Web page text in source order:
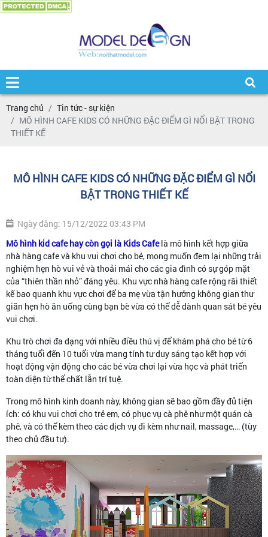
Trang chủ
Tin tức - sự kiện
MÔ HÌNH CAFE KIDS CÓ NHỮNG ĐẶC ĐIỂM GÌ NỔI BẬT TRONG
THIẾT KẾ
MÔ HÌNH CAFE KIDS CÓ NHỮNG ĐẶC ĐIỂM GÌ NỔI
BẬT TRONG THIẾT KẾ
Ngày đăng: 15/12/2022 03:43 PM
Mô hình kid cafe hay còn gọi là Kids Cafelà mô hình kết hợp giữa
nhà hàng cafe và khu vui chơi cho bé, mong muốn đem lại những trải
nghiệm hẹn hò vui vẻ và thoải mái cho các gia đình có sự góp mặt
của “thiên thần nhỏ” đáng yêu. Khu vực nhà hàng cafe rộng rãi thiết
kế bao quanh khu vực chơi để ba mẹ vừa tận hưởng không gian thư
giãn hẹn hò ăn uống cùng bạn bè vừa có thể dễ dành quan sát bé yêu
vui chơi.
Khu trò chơi đa dạng với nhiều điều thú vị để khám phá cho bé từ 6
tháng tuổi đến 10 tuổi vừa mang tính tư duy sáng tạo kết hợp với
hoạt động vận động cho các bé vừa chơi lại vừa học và phát triển
toàn diện từ thể chất lẫn trí tuệ.
Trong mô hình kinh doanh này, không gian sẽ bao gồm đầy đủ tiện
ích: có khu vui chơi cho trẻ em, có phục vụ cà phê như một quán cà
phê, và có thể kèm theo các dịch vụ đi kèm như nail, massage,… (tùy
theo chủ đầu tư).